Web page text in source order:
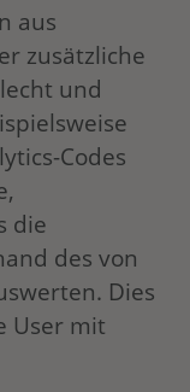
aus
zusätzliche
und
Codes
die
des von
Dies
User mit